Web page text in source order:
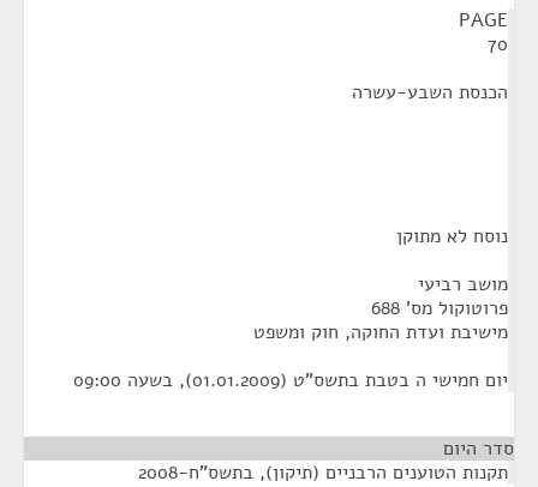
PAGE
70
הכנסת השבע-עשרה
נוסח לא מתוקן
מושב רביעי
פרוטוקול מס' 688
מישיבת ועדת החוקה, חוק ומשפט
יום חמישי ה בטבת בתשס"ט (01.01.2009), בשעה 09:00
סדר היום
תקנות הטוענים הרבניים (תיקון), בתשס"ח-2008